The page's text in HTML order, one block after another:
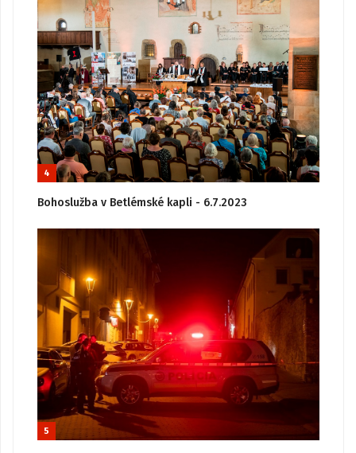
4
Bohoslužba v Betlémské kapli - 6.7.2023
5